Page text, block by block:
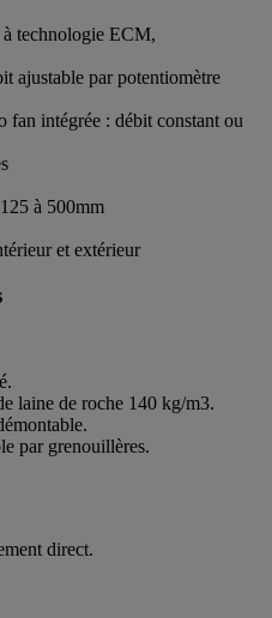
technologie ECM,
ajustable par potentiomètre
fan intégrée : débit constant ou
à 500mm
et extérieur
laine de roche 140 kg/m3.
par grenouillères.
direct.